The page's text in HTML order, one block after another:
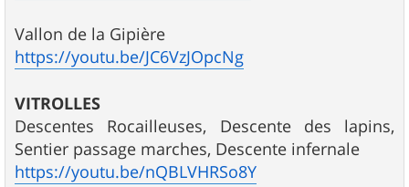
Vallon de la Gipière
https://youtu.be/JC6VzJOpcNg
VITROLLES
Descentes Rocailleuses, Descente des lapins,
Sentier passage marches, Descente infernale
https://youtu.be/nQBLVHRSo8Y